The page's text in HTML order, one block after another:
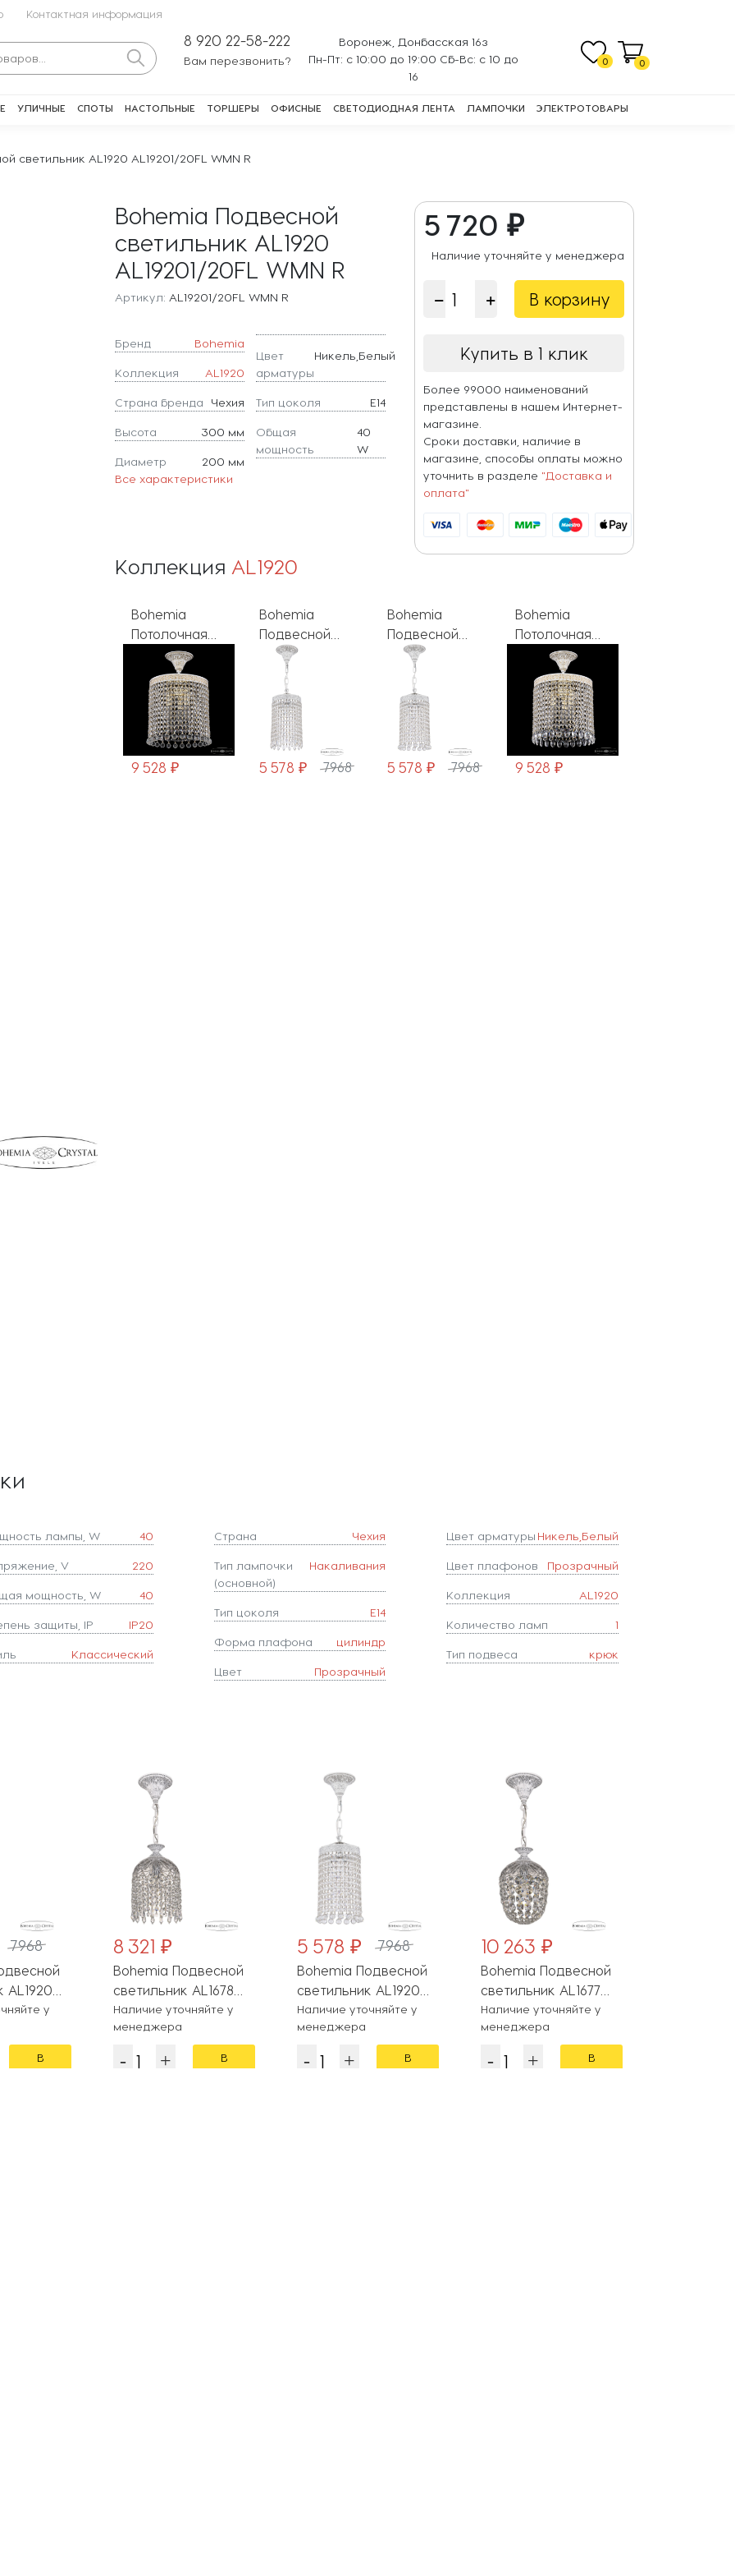
Контактная информация
8 920 22-58-222
Вам перезвонить?
Воронеж, Донбасская 16з
Пн-Пт: с 10:00 до 19:00 Сб-Вс: с 10 до
16
0 0
УЛИЧНЫЕ СПОТЫ НАСТОЛЬНЫЕ ТОРШЕРЫ ОФИСНЫЕ СВЕТОДИОДНАЯ ЛЕНТА ЛАМПОЧКИ ЭЛЕКТРОТОВАРЫ
светильник AL1920 AL19201/20FL WMN R
Bohemia Подвесной
светильник AL1920
AL19201/20FL WMN R
Артикул: AL19201/20FL WMN R
Бренд Bohemia
Коллекция AL1920
Страна бренда Чехия
Высота 300 мм
Диаметр 200 мм
Цвет
арматуры
Никель,Белый
Тип цоколя E14
Общая
мощность
40
W
Все характеристики
5 720 ₽
Наличие уточняйте у менеджера
В корзину
Купить в 1 клик
Более 99000 наименований
представлены в нашем Интернет-
магазине.
Сроки доставки, наличие в
магазине, способы оплаты можно
уточнить в разделе "Доставка и
оплата"
Коллекция AL1920
Bohemia
Подвесной
светильник
AL1920
AL19201/15OL
WMN Drops
5 578 ₽
Bohemia
Подвесной
светильник
AL1920
AL19201/15OL
WMN Balls
5 578 ₽ 7968
Bohemia
Потолочная
люстра
AL1920
AL19201/25FL
WMG
9 528 ₽
Bohemia
Подвесной
светильник
AL1920
AL19201/20FL
WMN R
5 720 ₽
лампы, W 40
V 220
мощность, W 40
защиты, IP IP20
Классический
Страна Чехия
Тип лампочки
(основной)
Накаливания
Тип цоколя E14
Форма плафона цилиндр
Цвет Прозрачный
Цвет арматуры Никель,Белый
Цвет плафонов Прозрачный
Коллекция AL1920
Количество ламп 1
Тип подвеса крюк
7968
AL1920
WMN
у
В
8 321 ₽
Bohemia Подвесной
светильник AL1678
AL16781/16 WMN Drops
Наличие уточняйте у
менеджера
В
5 578 ₽ 7968
Bohemia Подвесной
светильник AL1920
AL19201/15OL WMN
Balls
Наличие уточняйте у
менеджера
В
10 263 ₽
Bohemia Подвесной
светильник AL1677
AL16771/16 WMN
Наличие уточняйте у
менеджера
В